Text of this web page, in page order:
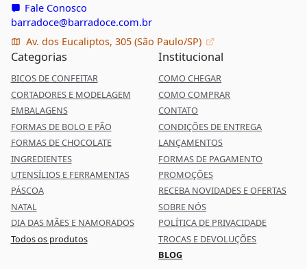
Fale Conosco
barradoce@barradoce.com.br
Av. dos Eucaliptos, 305 (São Paulo/SP)
Categorias
BICOS DE CONFEITAR
CORTADORES E MODELAGEM
EMBALAGENS
FORMAS DE BOLO E PÃO
FORMAS DE CHOCOLATE
INGREDIENTES
UTENSÍLIOS E FERRAMENTAS
PÁSCOA
NATAL
DIA DAS MÃES E NAMORADOS
Todos os produtos
Institucional
COMO CHEGAR
COMO COMPRAR
CONTATO
CONDIÇÕES DE ENTREGA
LANÇAMENTOS
FORMAS DE PAGAMENTO
PROMOÇÕES
RECEBA NOVIDADES E OFERTAS
SOBRE NÓS
POLÍTICA DE PRIVACIDADE
TROCAS E DEVOLUÇÕES
BLOG